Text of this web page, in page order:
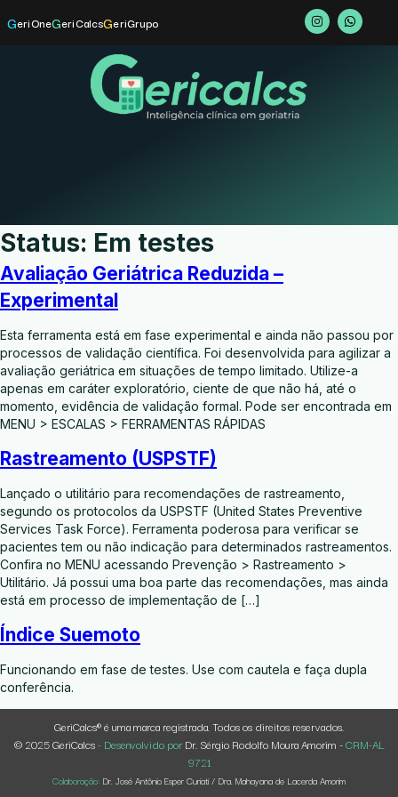
GeriOneGeriCalcsGeriGrupo
Status: Em testes
Avaliação Geriátrica Reduzida –
Experimental
Esta ferramenta está em fase experimental e ainda não passou por
processos de validação científica. Foi desenvolvida para agilizar a
avaliação geriátrica em situações de tempo limitado. Utilize-a
apenas em caráter exploratório, ciente de que não há, até o
momento, evidência de validação formal. Pode ser encontrada em
MENU > ESCALAS > FERRAMENTAS RÁPIDAS
Rastreamento (USPSTF)
Lançado o utilitário para recomendações de rastreamento,
segundo os protocolos da USPSTF (United States Preventive
Services Task Force). Ferramenta poderosa para verificar se
pacientes tem ou não indicação para determinados rastreamentos.
Confira no MENU acessando Prevenção > Rastreamento >
Utilitário. Já possui uma boa parte das recomendações, mas ainda
está em processo de implementação de […]
Índice Suemoto
Funcionando em fase de testes. Use com cautela e faça dupla
conferência.
GeriCalcs® é uma marca registrada. Todos os direitos reservados.
© 2025 GeriCalcs- Desenvolvido por Dr. Sérgio Rodolfo Moura Amorim -CRM-AL
9721
Colaboração: Dr. José Antônio Esper Curiati / Dra. Mahayana de Lacerda Amorim